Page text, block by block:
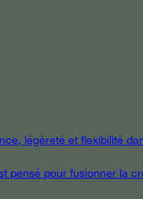
légèreté et flexibilité
pour fusionner la